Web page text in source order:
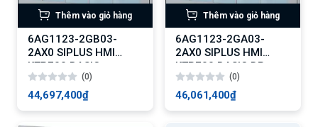
Thêm vào giỏ hàng
6AG1123-2GB03-
2AX0 SIPLUS HMI
KTP700 BASIC
(0)
44,697,400₫
Thêm vào giỏ hàng
6AG1123-2GA03-
2AX0 SIPLUS HMI
KTP700 BASIC DP
(0)
46,061,400₫